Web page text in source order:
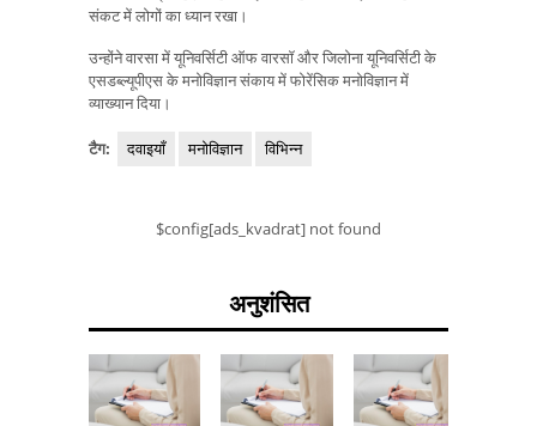
संकट में लोगों का ध्यान रखा।
उन्होंने वारसा में यूनिवर्सिटी ऑफ वारसॉ और जिलोना यूनिवर्सिटी के
एसडब्ल्यूपीएस के मनोविज्ञान संकाय में फोरेंसिक मनोविज्ञान में
व्याख्यान दिया।
टैग: दवाइयाँ मनोविज्ञान विभिन्न
$config[ads_kvadrat] not found
अनुशंसित